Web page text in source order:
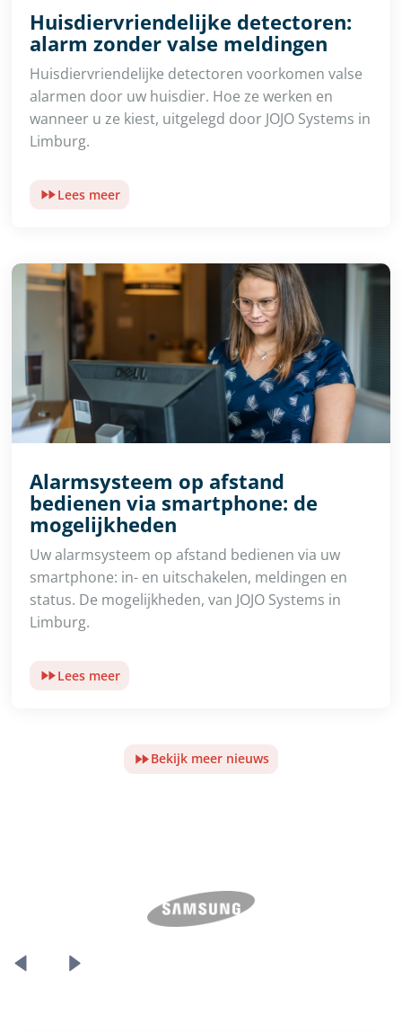
Huisdiervriendelijke detectoren:
alarm zonder valse meldingen
Huisdiervriendelijke detectoren voorkomen valse
alarmen door uw huisdier. Hoe ze werken en
wanneer u ze kiest, uitgelegd door JOJO Systems in
Limburg.
Lees meer
Alarmsysteem op afstand
bedienen via smartphone: de
mogelijkheden
Uw alarmsysteem op afstand bedienen via uw
smartphone: in- en uitschakelen, meldingen en
status. De mogelijkheden, van JOJO Systems in
Limburg.
Lees meer
Bekijk meer nieuws